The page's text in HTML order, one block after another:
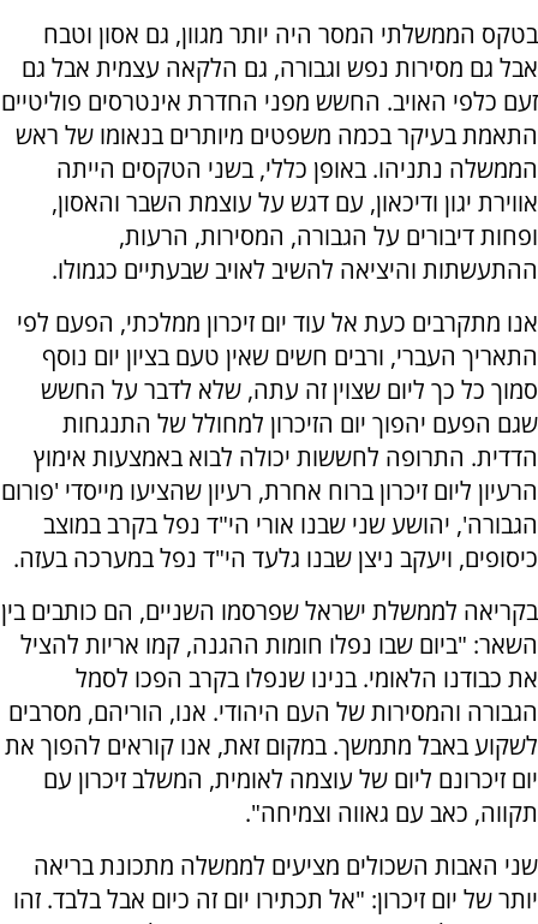
בטקס הממשלתי המסר היה יותר מגוון, גם אסון וטבח
אבל גם מסירות נפש וגבורה, גם הלקאה עצמית אבל גם
זעם כלפי האויב. החשש מפני החדרת אינטרסים פוליטיים
התאמת בעיקר בכמה משפטים מיותרים בנאומו של ראש
הממשלה נתניהו. באופן כללי, בשני הטקסים הייתה
אווירת יגון ודיכאון, עם דגש על עוצמת השבר והאסון,
ופחות דיבורים על הגבורה, המסירות, הרעות,
ההתעשתות והיציאה להשיב לאויב שבעתיים כגמולו.
אנו מתקרבים כעת אל עוד יום זיכרון ממלכתי, הפעם לפי
התאריך העברי, ורבים חשים שאין טעם בציון יום נוסף
סמוך כל כך ליום שצוין זה עתה, שלא לדבר על החשש
שגם הפעם יהפוך יום הזיכרון למחולל של התנגחות
הדדית. התרופה לחששות יכולה לבוא באמצעות אימוץ
הרעיון ליום זיכרון ברוח אחרת, רעיון שהציעו מייסדי 'פורום
הגבורה', יהושע שני שבנו אורי הי"ד נפל בקרב במוצב
כיסופים, ויעקב ניצן שבנו גלעד הי"ד נפל במערכה בעזה.
בקריאה לממשלת ישראל שפרסמו השניים, הם כותבים בין
השאר: "ביום שבו נפלו חומות ההגנה, קמו אריות להציל
את כבודנו הלאומי. בנינו שנפלו בקרב הפכו לסמל
הגבורה והמסירות של העם היהודי. אנו, הוריהם, מסרבים
לשקוע באבל מתמשך. במקום זאת, אנו קוראים להפוך את
יום זיכרונם ליום של עוצמה לאומית, המשלב זיכרון עם
תקווה, כאב עם גאווה וצמיחה".
שני האבות השכולים מציעים לממשלה מתכונת בריאה
יותר של יום זיכרון: "אל תכתירו יום זה כיום אבל בלבד. זהו